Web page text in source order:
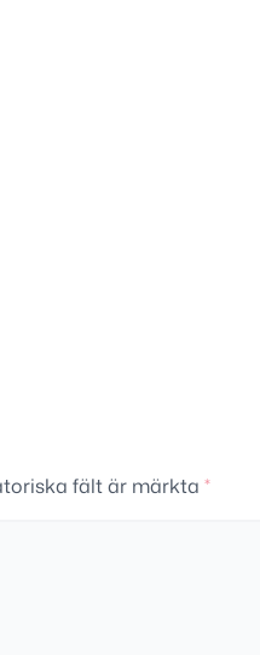
fält är märkta *